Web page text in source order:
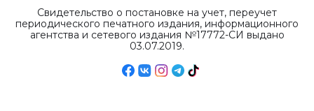
Свидетельство о постановке на учет, переучет
периодического печатного издания, информационного
агентства и сетевого издания №17772-СИ выдано
03.07.2019.